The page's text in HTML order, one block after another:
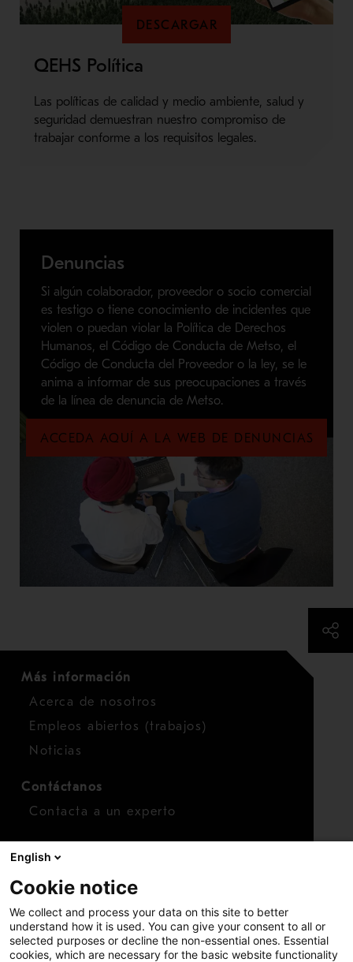
DESCARGAR
QEHS Política
Las políticas de calidad y medio ambiente, salud y
seguridad demuestran nuestro compromiso de
trabajar conforme a los requisitos legales.
Denuncias
Si algún colaborador, proveedor o socio comercial
es testigo o tiene conocimiento de incidentes que
violen o puedan violar la Política de Derechos
Humanos, el Código de Conducta de Metso, el
Código de Conducta del Proveedor o la ley, se le
anima a informar de sus preocupaciones a través
de la línea de denuncia de Metso.
ACCEDA AQUÍ A LA WEB DE DENUNCIAS
Más información
Acerca de nosotros
Empleos abiertos (trabajos)
Noticias
Contáctanos
Contacta a un experto
Finanzas
Acciones
English
Cookie notice
We collect and process your data on this site to better
understand how it is used. You can give your consent to all or
selected purposes or decline the non-essential ones. Essential
cookies, which are necessary for the basic website functionality